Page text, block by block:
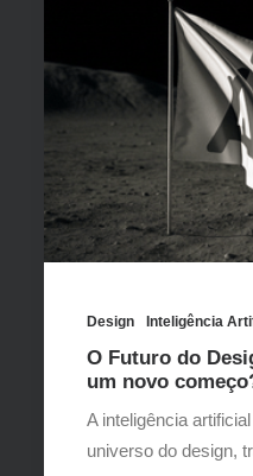
Design Inteligência
O Futuro do
um novo
A inteligência
universo do design,